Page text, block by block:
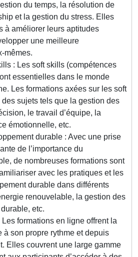
du temps, la résolution de
et la gestion du stress. Elles
à améliorer leurs aptitudes
une meilleure
mêmes.
: Les soft skills (compétences
essentielles dans le monde
Les formations axées sur les soft
sujets tels que la gestion des
le travail d’équipe, la
émotionnelle, etc.
durable : Avec une prise
de l’importance du
de nombreuses formations sont
avec les pratiques et les
durable dans différents
renouvelable, la gestion des
etc.
formations en ligne offrent la
à son propre rythme et depuis
Elles couvrent une large gamme